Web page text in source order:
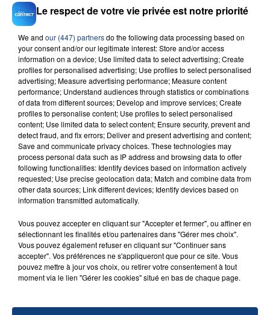
FIL D'ACTU
23 juillet 2026
SON BÉBÉ ENTRE LA VIE ET LA...
Un homme s'est immolé par le feu après avoir
aspergé sa compagne et leur bébé de trois mois
d'un liquide inflammable.
Le respect de votre vie privée est notre priorité
We and our (447) partnersdo the following data processing based on
your consent and/or our legitimate interest: Store and/or access
information on a device; Use limited data to select advertising; Create
profiles for personalised advertising; Use profiles to select personalised
advertising; Measure advertising performance; Measure content
performance; Understand audiences through statistics or combinations
of data from different sources; Develop and improve services; Create
profiles to personalise content; Use profiles to select personalised
content; Use limited data to select content; Ensure security, prevent and
detect fraud, and fix errors; Deliver and present advertising and content;
Save and communicate privacy choices. These technologies may
process personal data such as IP address and browsing data to offer
following functionalities: Identify devices based on information actively
requested; Use precise geolocation data; Match and combine data from
other data sources; Link different devices; Identify devices based on
information transmitted automatically.
Vous pouvez accepter en cliquant sur "Accepter et fermer", ou affiner en
sélectionnant les finalités et/ou partenaires dans "Gérer mes choix".
Vous pouvez également refuser en cliquant sur "Continuer sans
accepter". Vos préférences ne s'appliqueront que pour ce site. Vous
pouvez mettre à jour vos choix, ou retirer votre consentement à tout
moment via le lien "Gérer les cookies" situé en bas de chaque page.